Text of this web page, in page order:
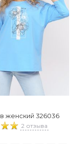
женский 326036
2 отзыва